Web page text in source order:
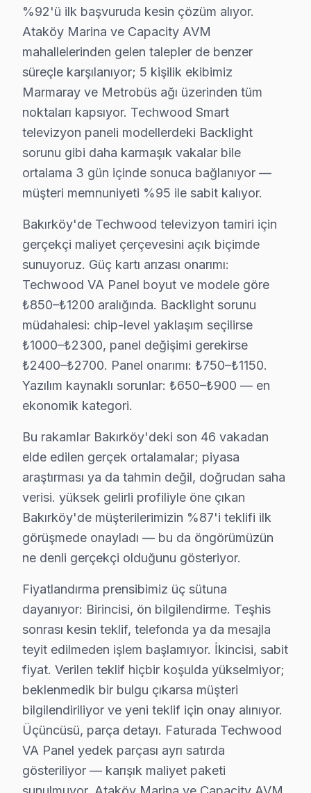
Techwood LED TV tamiri için Bakırköy'da net ve
2025 Bakırköy Techwood görüntüleme sistemi servis
• Ses kartı/hoparlör tamiri: ₺300 – ₺700
• Güç kartı (power board) tamiri: ₺400 – ₺1.200
• LED backlight tamiri: ₺500 – ₺2.000
• Kapasitör değişimi (anakart): ₺250 – ₺600
• T-Con kartı değişimi: ₺350 – ₺900
• Panel (ekran) değişimi: ₺1.500 – ₺8.000 (boyut ve
• Anakart tamiri/değişimi: ₺500 – ₺1.800
Bakırköy'de ödeme kolaylığı:
• Nakit, kredi kartı, taksit
• Fatura kesilir (KDV dahil)
• Ön ödeme istenmez
Bakırköy'da Techwood servis fiyatı için randevu alın
Bakırköy Techwood TV Uzmanı – 15 Yıllık
Bakırköy'da Techwood servis hizmetlerimiz,
Teknisyen kadromuzun özellikleri:
• Techwood özel sertifika ve eğitimler
• Bakırköy servisimizde güncel teknoloji ve arıza
• Bakırköy'de müşteri memnuniyeti odaklı yaklaşım
• Temiz ve düzenli çalışma prensibi
Bakırköy'da Techwood televizyonlarınızı emin ellere
Techwood ekran'nizde yaşadığınız arıza, cihazın
Techwood televizyon ünitesi'lerde en çok müdahale
• Panel ve Ekran: OLED yanması, LCD şeriti, piksel
• Elektronik Kartlar: Anakart, T-Con, güç kartı, tuner
• Arka Aydınlatma: LED bar değişimi, inverter tamiri,
• Yazılım ve Firmware: Fabrika ayarı, eMMC
• Bağlantı: HDMI/USB port arızası, Bluetooth ve Wi-
• Kapasitör ve SMD: Şişmiş kapasitör değişimi, smd
Bakırköy'de Techwood panel tamiri için ücretsiz
%92'ü ilk başvuruda kesin çözüm alıyor.
Ataköy Marina ve Capacity AVM
mahallelerinden gelen talepler de benzer
süreçle karşılanıyor; 5 kişilik ekibimiz
Marmaray ve Metrobüs ağı üzerinden tüm
noktaları kapsıyor. Techwood Smart
televizyon paneli modellerdeki Backlight
sorunu gibi daha karmaşık vakalar bile
ortalama 3 gün içinde sonuca bağlanıyor —
müşteri memnuniyeti %95 ile sabit kalıyor.
Bakırköy'de Techwood televizyon tamiri için
gerçekçi maliyet çerçevesini açık biçimde
sunuyoruz. Güç kartı arızası onarımı:
Techwood VA Panel boyut ve modele göre
₺850–₺1200 aralığında. Backlight sorunu
müdahalesi: chip-level yaklaşım seçilirse
₺1000–₺2300, panel değişimi gerekirse
₺2400–₺2700. Panel onarımı: ₺750–₺1150.
Yazılım kaynaklı sorunlar: ₺650–₺900 — en
ekonomik kategori.
Bu rakamlar Bakırköy'deki son 46 vakadan
elde edilen gerçek ortalamalar; piyasa
araştırması ya da tahmin değil, doğrudan saha
verisi. yüksek gelirli profiliyle öne çıkan
Bakırköy'de müşterilerimizin %87'i teklifi ilk
görüşmede onayladı — bu da öngörümüzün
ne denli gerçekçi olduğunu gösteriyor.
Fiyatlandırma prensibimiz üç sütuna
dayanıyor: Birincisi, ön bilgilendirme. Teşhis
sonrası kesin teklif, telefonda ya da mesajla
teyit edilmeden işlem başlamıyor. İkincisi, sabit
fiyat. Verilen teklif hiçbir koşulda yükselmiyor;
beklenmedik bir bulgu çıkarsa müşteri
bilgilendiriliyor ve yeni teklif için onay alınıyor.
Üçüncüsü, parça detayı. Faturada Techwood
VA Panel yedek parçası ayrı satırda
gösteriliyor — karışık maliyet paketi